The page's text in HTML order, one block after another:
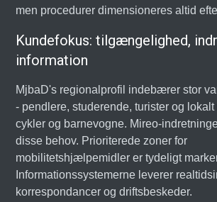
men procedurer dimensioneres altid
Kundefokus: tilgængelighed,
information
MjbaD's regionalprofil indebærer stor
- pendlere, studerende, turister og lokalt
cykler og barnevogne. Mireo-
disse behov. Prioriterede zoner for
mobilitetshjælpemidler er tydeligt
Informationssystemerne leverer
korrespondancer og driftsbeskeder.